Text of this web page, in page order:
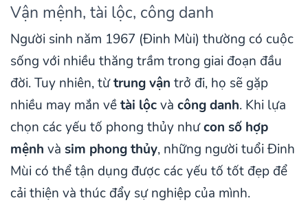
Vận mệnh, tài lộc, công danh
Người sinh năm 1967 (Đinh Mùi) thường có cuộc
sống với nhiều thăng trầm trong giai đoạn đầu
đời. Tuy nhiên, từtrung vận trở đi, họ sẽ gặp
nhiều may mắn vềtài lộcvà công danh. Khi lựa
chọn các yếu tố phong thủy nhưcon số hợp
mệnh và sim phong thủy, những người tuổi Đinh
Mùi có thể tận dụng được các yếu tố tốt đẹp để
cải thiện và thúc đẩy sự nghiệp của mình.